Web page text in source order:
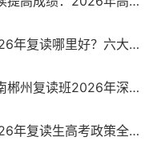
2026年复读哪里好？六大维度深度解析复读学校选择标准
湖南郴州复读班2026年深度解析：本地优质机构、提分策略与避坑指南
2026年复读生高考政策全解析：报名资格、学籍处理与备考合规指南